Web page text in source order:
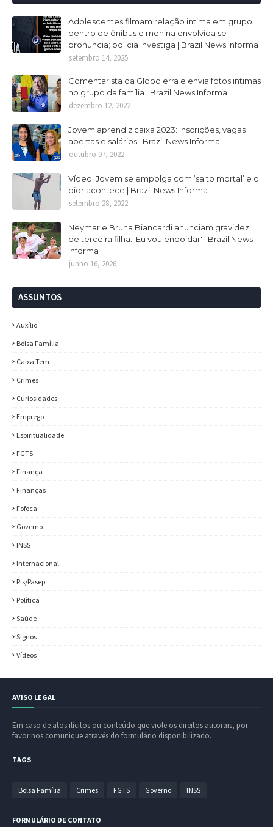
Adolescentes filmam relação intima em grupo
dentro de ônibus e menina envolvida se
pronuncia; polícia investiga | Brazil News Informa
setembro 14, 2025
Comentarista da Globo erra e envia fotos intimas
no grupo da família | Brazil News Informa
dezembro 12, 2022
Jovem aprendiz caixa 2023: Inscrições, vagas
abertas e salários | Brazil News Informa
outubro 07, 2022
Vídeo: Jovem se empolga com ‘salto mortal’ e o
pior acontece | Brazil News Informa
setembro 28, 2022
Neymar e Bruna Biancardi anunciam gravidez
de terceira filha: 'Eu vou endoidar' | Brazil News
Informa
junho 16, 2026
ASSUNTOS
Auxílio
Bolsa Família
Caixa Tem
Crimes
Curiosidades
Emprego
Espiritualidade
FGTS
Finança
Finanças
Fofoca
Governo
INSS
Internacional
Pis/Pasep
Política
Saúde
Signos
Vídeos
AVISO LEGAL
Em caso de atos ilícitos ou conteúdo que viole os direitos autorais, por
favor nos comunique através do formulário disponibilizado.
TAGS
Bolsa Família Crimes FGTS Governo INSS
FORMULÁRIO DE CONTATO